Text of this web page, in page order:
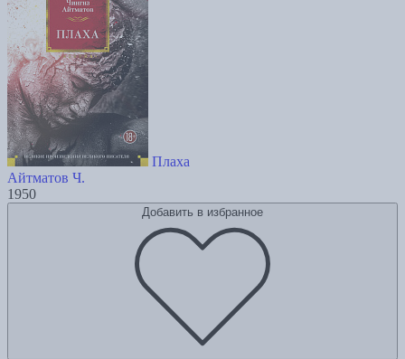
Плаха
Айтматов Ч.
1950
Добавить в избранное